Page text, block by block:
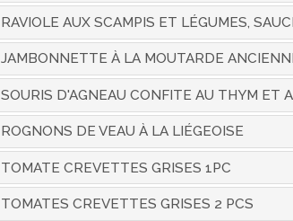
RAVIOLE AUX SCAMPIS ET LÉGUMES,
JAMBONNETTE À LA MOUTARDE
SOURIS D'AGNEAU CONFITE AU THYM ET
ROGNONS DE VEAU À LA LIÉGEOISE
TOMATE CREVETTES GRISES 1PC
TOMATES CREVETTES GRISES 2 PCS